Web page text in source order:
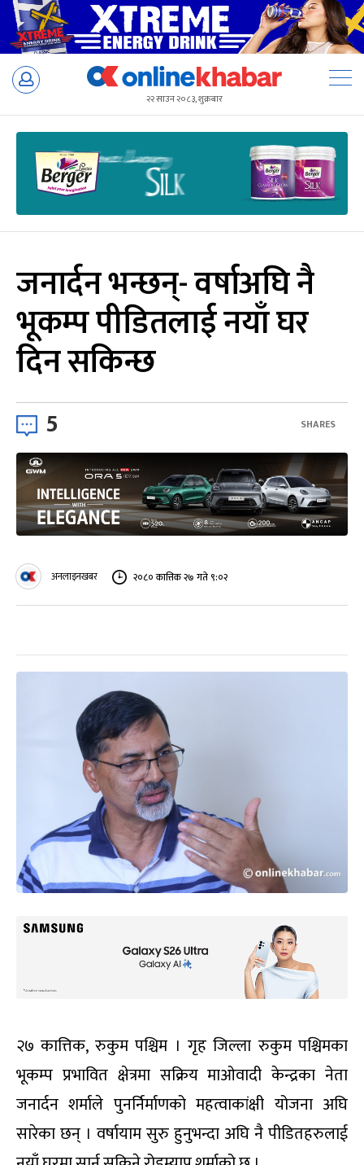
Skip
२२ साउन २०८३, शुक्रबार
जनार्दन भन्छन्- वर्षाअघि नै
भूकम्प पीडितलाई नयाँ घर
दिन सकिन्छ
5 SHARES
अनलाइनखबर २०८० कात्तिक २७ गते ९:०२
२७ कात्तिक, रुकुम पश्चिम । गृह जिल्ला रुकुम पश्चिमका
भूकम्प प्रभावित क्षेत्रमा सक्रिय माओवादी केन्द्रका नेता
जनार्दन शर्माले पुनर्निर्माणको महत्वाकांक्षी योजना अघि
सारेका छन् । वर्षायाम सुरु हुनुभन्दा अघि नै पीडितहरुलाई